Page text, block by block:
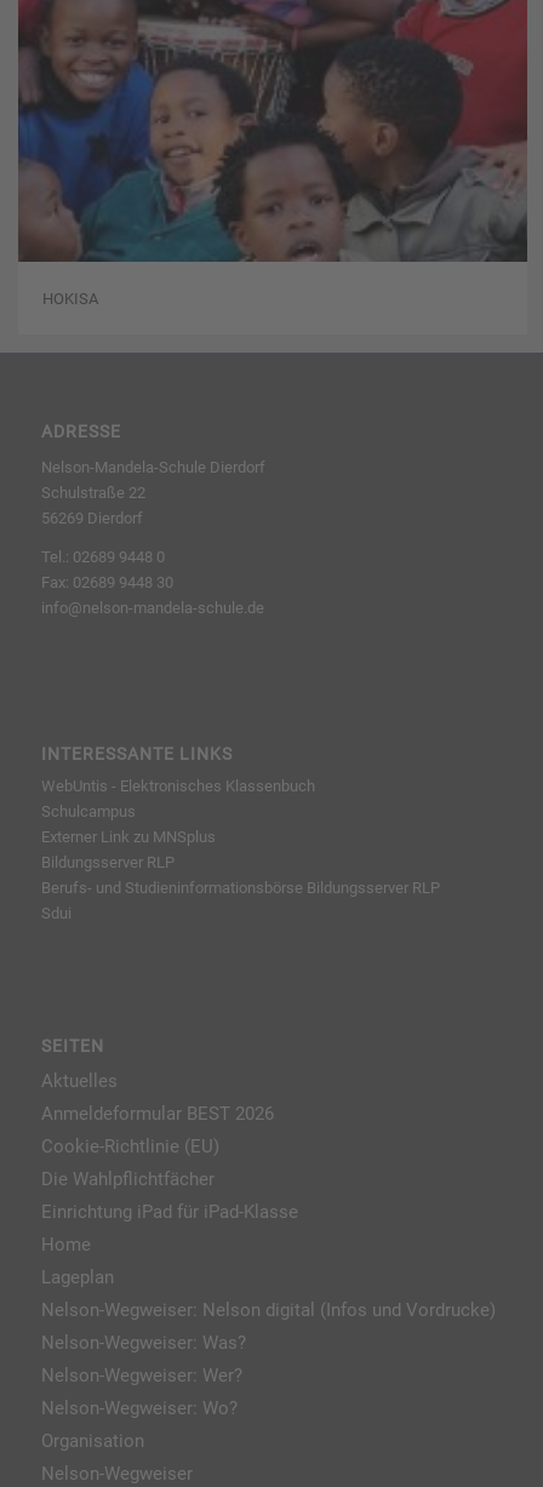
HOKISA
ADRESSE
Nelson-Mandela-Schule Dierdorf
Schulstraße 22
56269 Dierdorf
Tel.: 02689 9448 0
Fax: 02689 9448 30
info@nelson-mandela-schule.de
INTERESSANTE LINKS
WebUntis - Elektronisches Klassenbuch
Schulcampus
Externer Link zu MNSplus
Bildungsserver RLP
Berufs- und Studieninformationsbörse Bildungsserver RLP
Sdui
SEITEN
Aktuelles
Anmeldeformular BEST 2026
Cookie-Richtlinie (EU)
Die Wahlpflichtfächer
Einrichtung iPad für iPad-Klasse
Home
Lageplan
Nelson-Wegweiser: Nelson digital (Infos und Vordrucke)
Nelson-Wegweiser: Was?
Nelson-Wegweiser: Wer?
Nelson-Wegweiser: Wo?
Organisation
Nelson-Wegweiser